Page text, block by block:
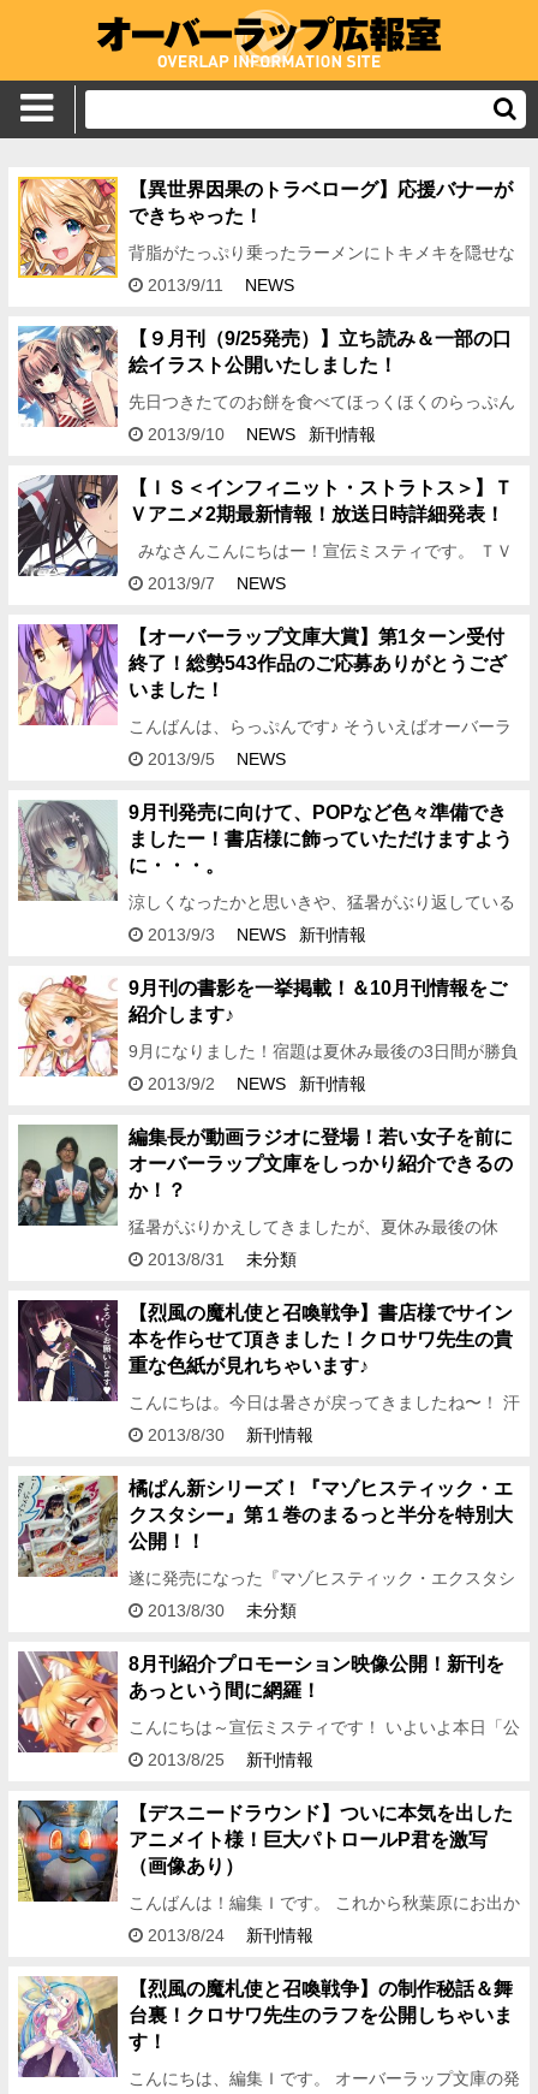
【異世界因果のトラベローグ】応援バナーが
できちゃった！
背脂がたっぷり乗ったラーメンにトキメキを隠せな
い編集Eですこんにちわ！ 今日は姫ノ木あく先生の
ベローグ」 の応…
2013/9/11 NEWS
【９月刊（9/25発売）】立ち読み＆一部の口
絵イラスト公開いたしました！
先日つきたてのお餅を食べてほっくほくのらっぷん
です♪ やわらかかったぁ～。 秋は食べ物がより一層
みません、秋は読…
2013/9/10 NEWS 新刊情報
【ＩＳ＜インフィニット・ストラトス＞】Ｔ
Ｖアニメ2期最新情報！放送日時詳細発表！
みなさんこんにちはー！宣伝ミスティです。 ＴＶ
アニメ第2期の放送がいよいよ迫り、 ますます盛り
2013/9/7 NEWS
【オーバーラップ文庫大賞】第1ターン受付
終了！総勢543作品のご応募ありがとうござ
いました！
こんばんは、らっぷんです♪ そういえばオーバーラ
ップ文庫が創刊してどのくらいたったのかしら、と
わわわ・・・。 …
2013/9/5 NEWS
9月刊発売に向けて、POPなど色々準備でき
ましたー！書店様に飾っていただけますよう
に・・・。
涼しくなったかと思いきや、猛暑がぶり返している
今日この頃ですが、 どこかのお店の月見バーガーを
らっぷんが紹介して…
2013/9/3 NEWS 新刊情報
9月刊の書影を一挙掲載！＆10月刊情報をご
紹介します♪
9月になりました！宿題は夏休み最後の3日間が勝負
でした、らっぷんです☆ イベント目白押しだった8
っている皆さん！…
2013/9/2 NEWS 新刊情報
編集長が動画ラジオに登場！若い女子を前に
オーバーラップ文庫をしっかり紹介できるの
か！？
猛暑がぶりかえしてきましたが、夏休み最後の休
日、いかがお過ごしでしょうか～！ 私はこれからデ
宣伝ミスティです。 …
2013/8/31 未分類
【烈風の魔札使と召喚戦争】書店様でサイン
本を作らせて頂きました！クロサワ先生の貴
重な色紙が見れちゃいます♪
こんにちは。今日は暑さが戻ってきましたね〜！ 汗
まみれの編集Ｉです。 さて、昨日は「烈風の魔札使
書店様にご挨拶…
2013/8/30 新刊情報
橘ぱん新シリーズ！『マゾヒスティック・エ
クスタシー』第１巻のまるっと半分を特別大
公開！！
遂に発売になった『マゾヒスティック・エクスタシ
ー』 発売日には書店様各店頭で大々的な展開をいた
「菱縄縛り！？本」…
2013/8/30 未分類
8月刊紹介プロモーション映像公開！新刊を
あっという間に網羅！
こんにちは～宣伝ミスティです！ いよいよ本日「公
式」の8月刊発売日！！！ 各書店様の店頭も盛り上
かり！ そして…
2013/8/25 新刊情報
【デスニードラウンド】ついに本気を出した
アニメイト様！巨大パトロールP君を激写
（画像あり）
こんばんは！編集Ｉです。 これから秋葉原にお出か
けのご予定がある方に、 是非とも詣でるべき アキ
は アニメイト…
2013/8/24 新刊情報
【烈風の魔札使と召喚戦争】の制作秘話＆舞
台裏！クロサワ先生のラフを公開しちゃいま
す！
こんにちは、編集Ｉです。 オーバーラップ文庫の発